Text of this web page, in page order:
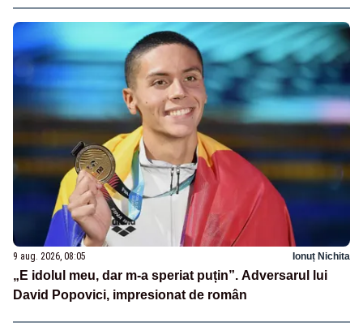
9 aug. 2026, 08:05 Ionuț Nichita
„E idolul meu, dar m-a speriat puțin”. Adversarul lui
David Popovici, impresionat de român